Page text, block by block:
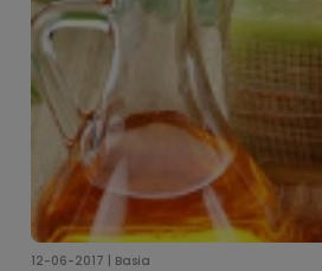
E, wyjątkowy emulgator Olivem 1000
zapewniają właściwości nawilżające i
Dodatek olejku z drzewa
antybakteryjnym zapobiega przykremu
12-06-2017 | Basia